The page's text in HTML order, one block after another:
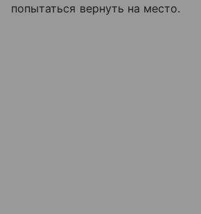
попытаться вернуть на место.